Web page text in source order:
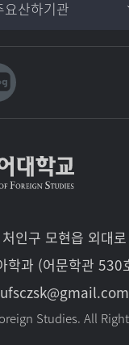
요산하기관
인구 모현읍 외대
학과 (어문학관 530
Studies. All